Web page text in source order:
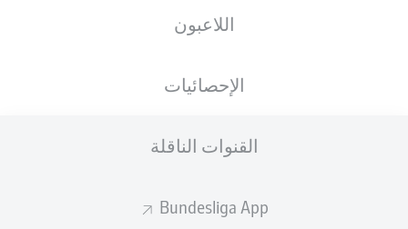
اللاعبون
الإحصائيات
القنوات الناقلة
Bundesliga App
27.11.1995